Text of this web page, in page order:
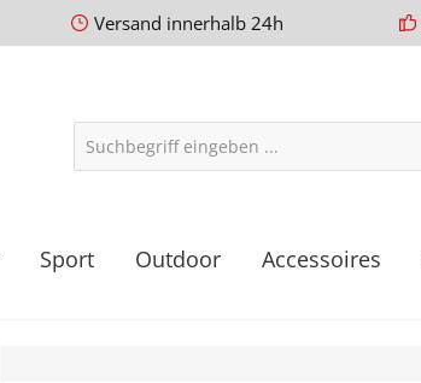
Versand innerhalb 24h
Sport Outdoor Accessoires